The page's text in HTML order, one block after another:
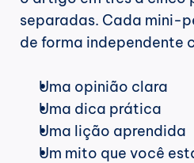
separadas. Cada mini-
de forma independente
Uma opinião clara
Uma dica prática
Uma lição aprendida
Um mito que você